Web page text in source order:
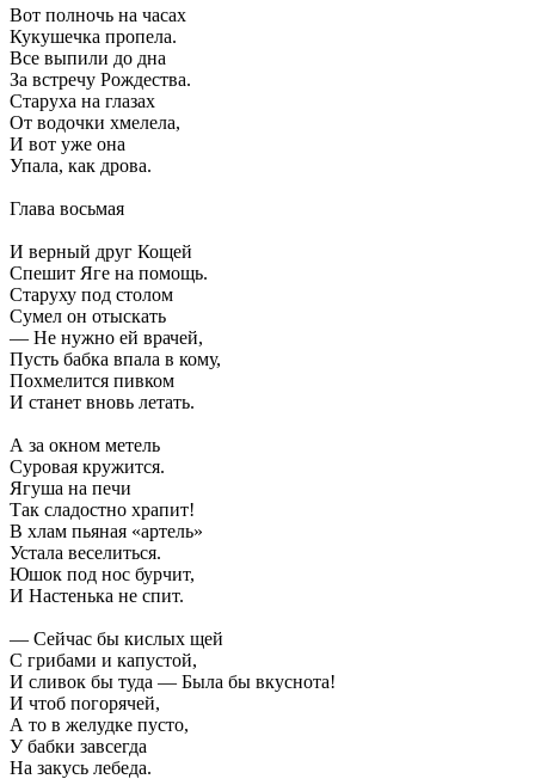
Вот полночь на часах
Кукушечка пропела.
Все выпили до дна
За встречу Рождества.
Старуха на глазах
От водочки хмелела,
И вот уже она
Упала, как дрова.
Глава восьмая
И верный друг Кощей
Спешит Яге на помощь.
Старуху под столом
Сумел он отыскать
— Не нужно ей врачей,
Пусть бабка впала в кому,
Похмелится пивком
И станет вновь летать.
А за окном метель
Суровая кружится.
Ягуша на печи
Так сладостно храпит!
В хлам пьяная «артель»
Устала веселиться.
Юшок под нос бурчит,
И Настенька не спит.
— Сейчас бы кислых щей
С грибами и капустой,
И сливок бы туда — Была бы вкуснота!
И чтоб погорячей,
А то в желудке пусто,
У бабки завсегда
На закусь лебеда.